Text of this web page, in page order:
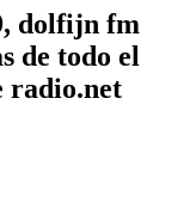
dolfijn fm
de todo el
radio.net